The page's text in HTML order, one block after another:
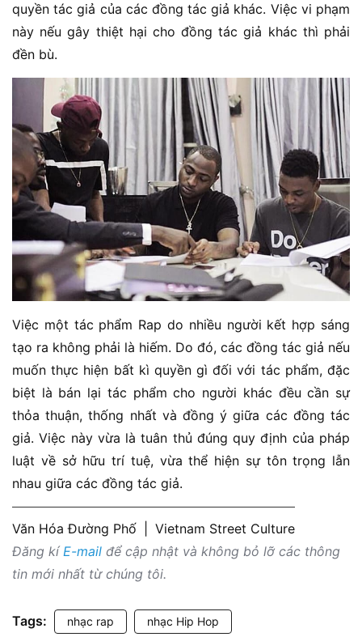
quyền tác giả của các đồng tác giả khác. Việc vi phạm
này nếu gây thiệt hại cho đồng tác giả khác thì phải
đền bù.
Việc một tác phẩm Rap do nhiều người kết hợp sáng
tạo ra không phải là hiếm. Do đó, các đồng tác giả nếu
muốn thực hiện bất kì quyền gì đối với tác phẩm, đặc
biệt là bán lại tác phẩm cho người khác đều cần sự
thỏa thuận, thống nhất và đồng ý giữa các đồng tác
giả. Việc này vừa là tuân thủ đúng quy định của pháp
luật về sở hữu trí tuệ, vừa thể hiện sự tôn trọng lẫn
nhau giữa các đồng tác giả.
Văn Hóa Đường Phố
Vietnam Street Culture
Đăng kíE-mail để cập nhật và không bỏ lỡ các thông
tin mới nhất từ chúng tôi.
Tags: nhạc rap nhạc Hip Hop